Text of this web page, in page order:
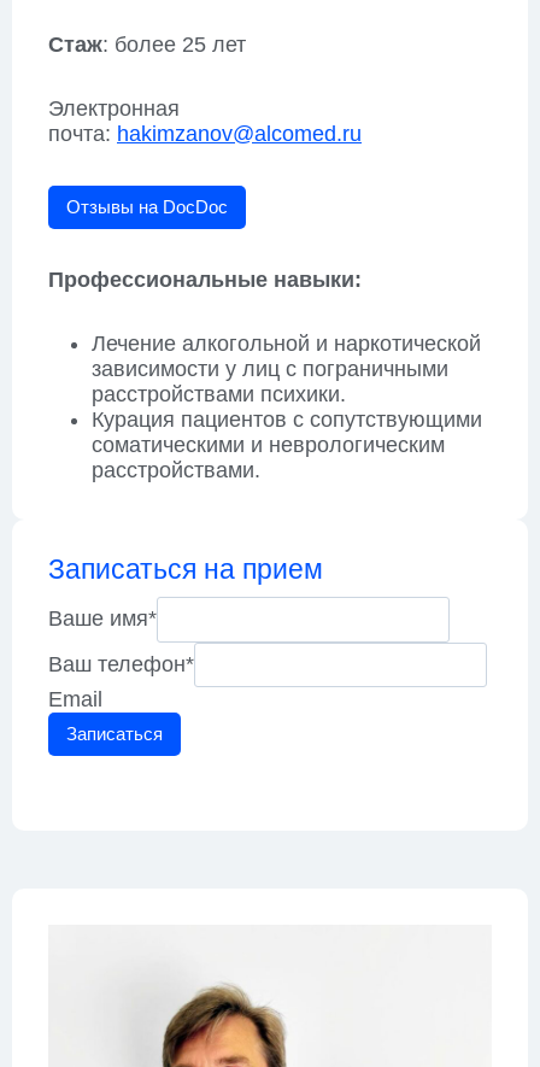
Стаж: более 25 лет
Электронная
почта: hakimzanov@alcomed.ru
Отзывы на DocDoc
Профессиональные навыки:
Лечение алкогольной и наркотической
зависимости у лиц с пограничными
расстройствами психики.
Курация пациентов с сопутствующими
соматическими и неврологическим
расстройствами.
Записаться на прием
Ваше имя*
Ваш телефон*
Email
Записаться